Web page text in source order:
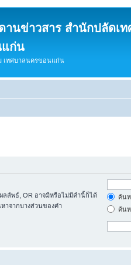
านข่าวสาร สำนักปลัดเ
ก่น
เทศบาลนครขอนแก่น
ลลัพธ์, OR อาจมีหรือไม่มีคำนี้ก็ได้
าจากบางส่วนของคำ
ค้น
ค้น